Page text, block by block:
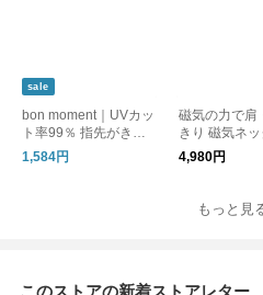
sale
bon moment｜UVカッ
ト率99％ 指先がきれ
いに見える アームカ
バー / UPF50＋ メン
1,584円
磁気の力で肩
きり 磁気ネ
管理医療機器
LIM マグスリム
4,980円
もっと見
このストアの新着ストアレター